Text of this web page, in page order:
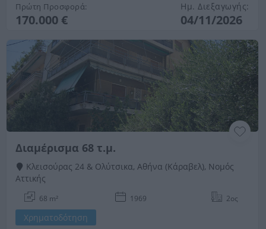
Πρώτη Προσφορά:
170.000 €
Ημ. Διεξαγωγής:
04/11/2026
Διαμέρισμα 68 τ.μ.
Κλεισούρας 24 & Ολύτσικα, Αθήνα (Κάραβελ), Νομός
Αττικής
68 m² 1969 2ος
Χρηματοδότηση